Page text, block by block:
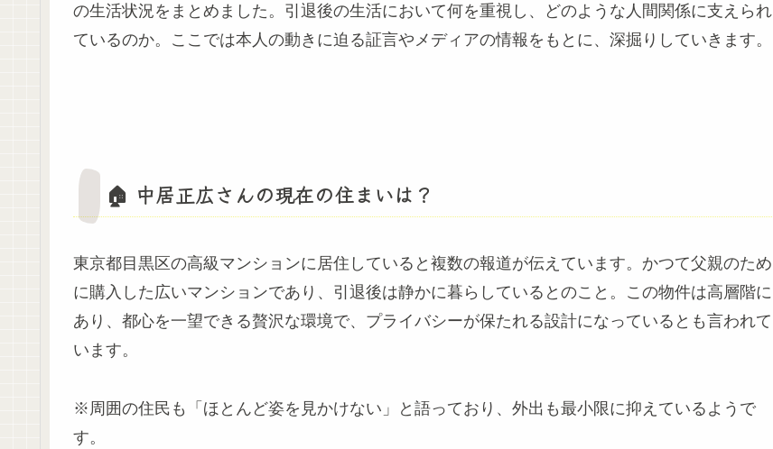
の生活状況をまとめました。引退後の生活において何を重視し、どのような人間関係に支えられ
ているのか。ここでは本人の動きに迫る証言やメディアの情報をもとに、深掘りしていきます。
🏠 中居正広さんの現在の住まいは？
東京都目黒区の高級マンションに居住していると複数の報道が伝えています。かつて父親のため
に購入した広いマンションであり、引退後は静かに暮らしているとのこと。この物件は高層階に
あり、都心を一望できる贅沢な環境で、プライバシーが保たれる設計になっているとも言われて
います。
※周囲の住民も「ほとんど姿を見かけない」と語っており、外出も最小限に抑えているようで
す。